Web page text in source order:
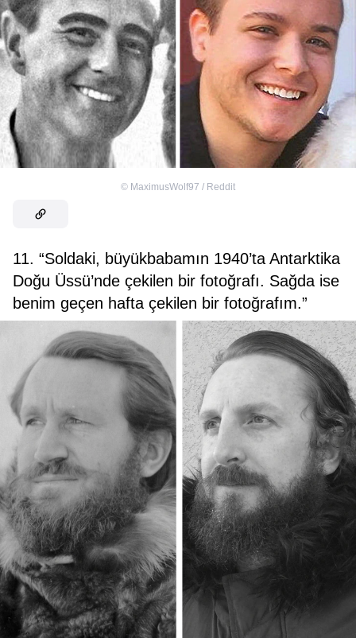
© MaximusWolf97 / Reddit
11. “Soldaki, büyükbabamın 1940’ta Antarktika
Doğu Üssü’nde çekilen bir fotoğrafı. Sağda ise
benim geçen hafta çekilen bir fotoğrafım.”